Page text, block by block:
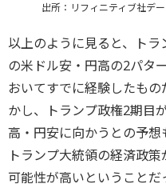
出所：リフィニティブ社デ
以上のように見ると、ト
の米ドル安・円高の2パタ
おいてすでに経験したも
かし、トランプ政権2期目
高・円安に向かうとの予
トランプ大統領の経済政
可能性が高いということだ